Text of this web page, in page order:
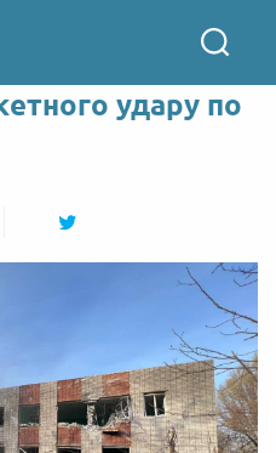
удару по